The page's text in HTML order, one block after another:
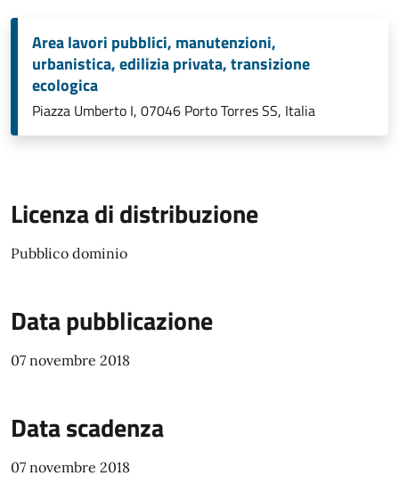
Area lavori pubblici, manutenzioni,
urbanistica, edilizia privata, transizione
ecologica
Piazza Umberto I, 07046 Porto Torres SS, Italia
Licenza di distribuzione
Pubblico dominio
Data pubblicazione
07 novembre 2018
Data scadenza
07 novembre 2018